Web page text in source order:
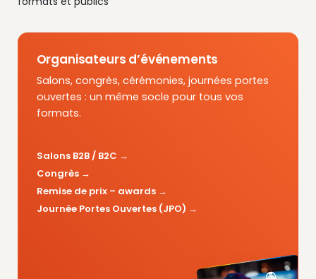
Organisateurs d’événements
Salons, congrès, cérémonies, journées portes
ouvertes : un même socle pour tous vos
formats.
Salons B2B / B2C
Congrès
Remise de prix – awards
Journée Portes Ouvertes (JPO)